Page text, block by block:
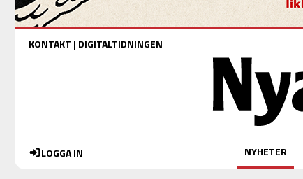
KONTAKT | DIGITALTIDNINGEN
LOGGA IN NYHETER